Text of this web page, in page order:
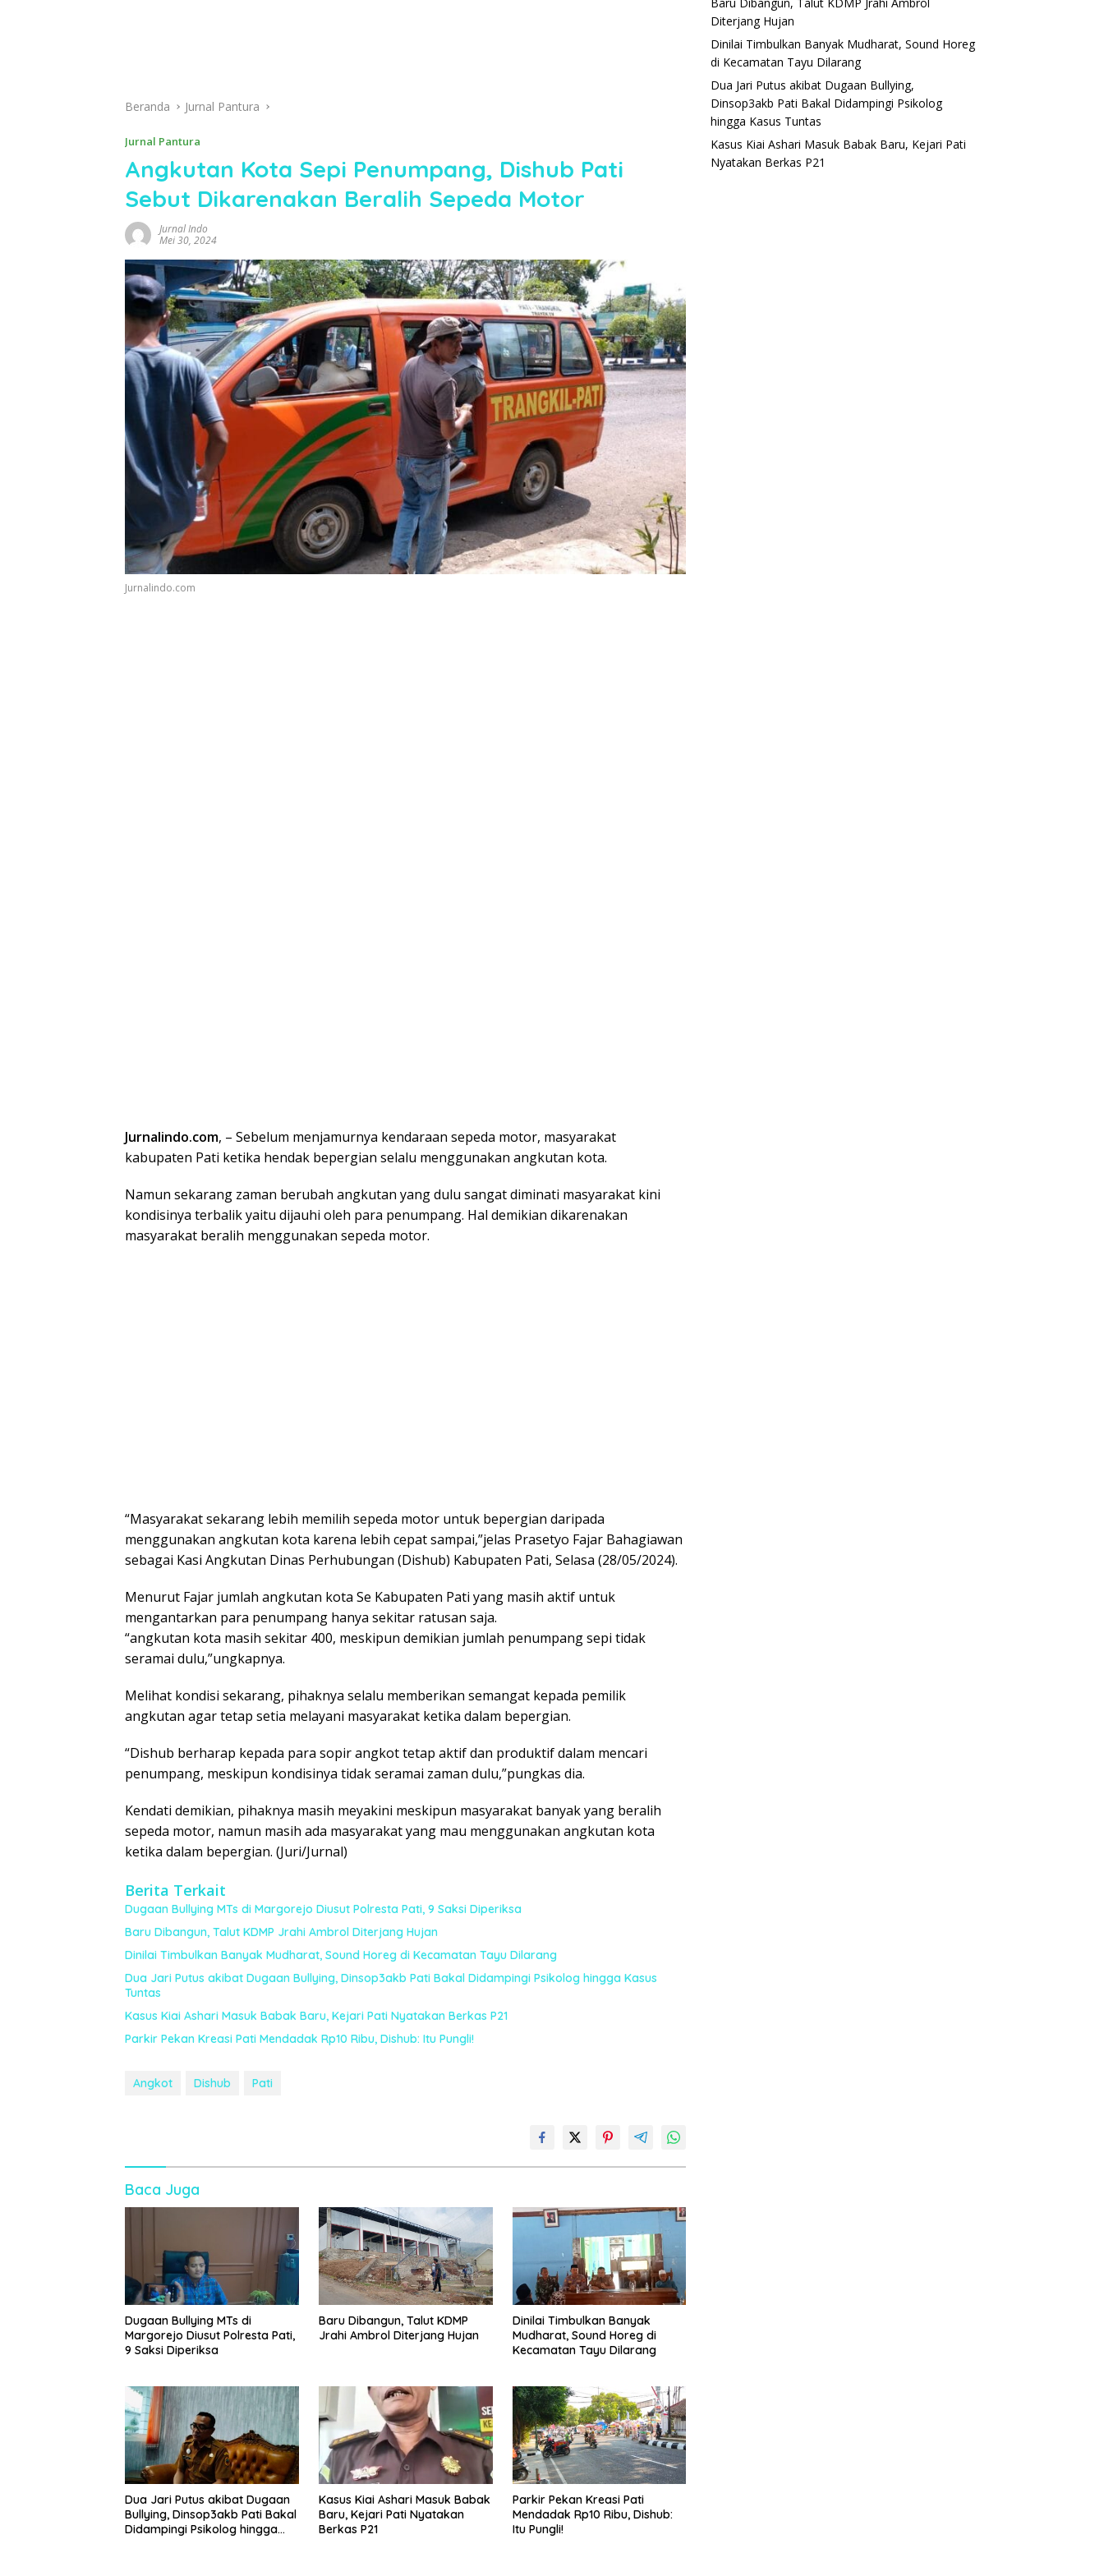
Beranda Jurnal Pantura
Jurnal Pantura
Angkutan Kota Sepi Penumpang, Dishub Pati
Sebut Dikarenakan Beralih Sepeda Motor
Jurnal Indo
Mei 30, 2024
Jurnalindo.com
Jurnalindo.com, – Sebelum menjamurnya kendaraan sepeda motor, masyarakat
kabupaten Pati ketika hendak bepergian selalu menggunakan angkutan kota.
Namun sekarang zaman berubah angkutan yang dulu sangat diminati masyarakat kini
kondisinya terbalik yaitu dijauhi oleh para penumpang. Hal demikian dikarenakan
masyarakat beralih menggunakan sepeda motor.
“Masyarakat sekarang lebih memilih sepeda motor untuk bepergian daripada
menggunakan angkutan kota karena lebih cepat sampai,”jelas Prasetyo Fajar Bahagiawan
sebagai Kasi Angkutan Dinas Perhubungan (Dishub) Kabupaten Pati, Selasa (28/05/2024).
Menurut Fajar jumlah angkutan kota Se Kabupaten Pati yang masih aktif untuk
mengantarkan para penumpang hanya sekitar ratusan saja.
“angkutan kota masih sekitar 400, meskipun demikian jumlah penumpang sepi tidak
seramai dulu,”ungkapnya.
Melihat kondisi sekarang, pihaknya selalu memberikan semangat kepada pemilik
angkutan agar tetap setia melayani masyarakat ketika dalam bepergian.
“Dishub berharap kepada para sopir angkot tetap aktif dan produktif dalam mencari
penumpang, meskipun kondisinya tidak seramai zaman dulu,”pungkas dia.
Kendati demikian, pihaknya masih meyakini meskipun masyarakat banyak yang beralih
sepeda motor, namun masih ada masyarakat yang mau menggunakan angkutan kota
ketika dalam bepergian. (Juri/Jurnal)
Berita Terkait
Dugaan Bullying MTs di Margorejo Diusut Polresta Pati, 9 Saksi Diperiksa
Baru Dibangun, Talut KDMP Jrahi Ambrol Diterjang Hujan
Dinilai Timbulkan Banyak Mudharat, Sound Horeg di Kecamatan Tayu Dilarang
Dua Jari Putus akibat Dugaan Bullying, Dinsop3akb Pati Bakal Didampingi Psikolog hingga Kasus
Tuntas
Kasus Kiai Ashari Masuk Babak Baru, Kejari Pati Nyatakan Berkas P21
Parkir Pekan Kreasi Pati Mendadak Rp10 Ribu, Dishub: Itu Pungli!
Angkot Dishub Pati
Baca Juga
Dugaan Bullying MTs di
Margorejo Diusut Polresta Pati,
9 Saksi Diperiksa
Baru Dibangun, Talut KDMP
Jrahi Ambrol Diterjang Hujan
Dinilai Timbulkan Banyak
Mudharat, Sound Horeg di
Kecamatan Tayu Dilarang
Dua Jari Putus akibat Dugaan
Bullying, Dinsop3akb Pati Bakal
Didampingi Psikolog hingga
Kasus Kiai Ashari Masuk Babak
Baru, Kejari Pati Nyatakan
Berkas P21
Parkir Pekan Kreasi Pati
Mendadak Rp10 Ribu, Dishub:
Itu Pungli!
Diterjang Hujan
Dinilai Timbulkan Banyak Mudharat, Sound Horeg
di Kecamatan Tayu Dilarang
Dua Jari Putus akibat Dugaan Bullying,
Dinsop3akb Pati Bakal Didampingi Psikolog
hingga Kasus Tuntas
Kasus Kiai Ashari Masuk Babak Baru, Kejari Pati
Nyatakan Berkas P21